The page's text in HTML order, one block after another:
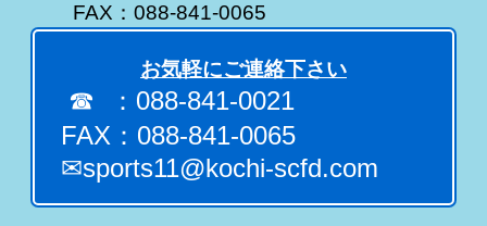
FAX：088-841-0065
お気軽にご連絡下さい
☎ ：088-841-0021
FAX：088-841-0065
✉sports11@kochi-scfd.com